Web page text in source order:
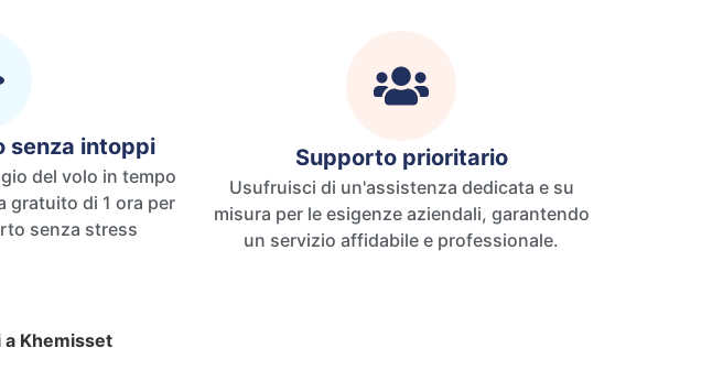
senza intoppi
del volo in tempo
gratuito di 1 ora per
senza stress
Supporto prioritario
Usufruisci di un'assistenza dedicata e su
misura per le esigenze aziendali, garantendo
un servizio affidabile e professionale.
Khemisset